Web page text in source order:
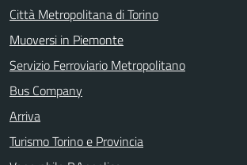
Città Metropolitana di Torino
Muoversi in Piemonte
Servizio Ferroviario Metropolitano
Bus Company
Arriva
Turismo Torino e Provincia